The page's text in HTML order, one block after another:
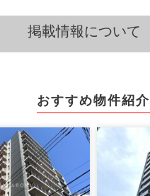
掲載情報について
おすすめ物件紹介